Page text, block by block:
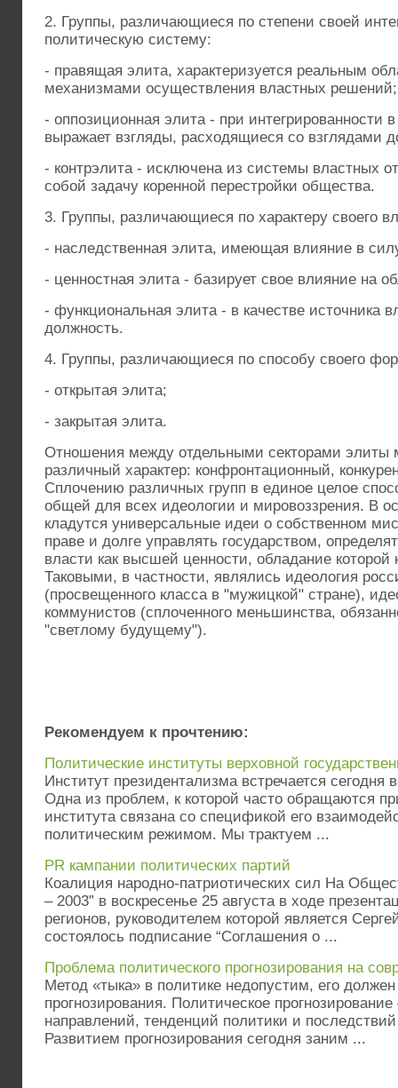
2. Группы, различающиеся по степени своей
политическую систему:
- правящая элита, характеризуется реальным
механизмами осуществления властных решений;
- оппозиционная элита - при интегрированности
выражает взгляды, расходящиеся со взглядами
- контрэлита - исключена из системы властных
собой задачу коренной перестройки общества.
3. Группы, различающиеся по характеру своего
- наследственная элита, имеющая влияние в
- ценностная элита - базирует свое влияние на
- функциональная элита - в качестве источника
должность.
4. Группы, различающиеся по способу своего
- открытая элита;
- закрытая элита.
Отношения между отдельными секторами элиты
различный характер: конфронтационный,
Сплочению различных групп в единое целое
общей для всех идеологии и мировоззрения. В
кладутся универсальные идеи о собственном
праве и долге управлять государством,
власти как высшей ценности, обладание
Таковыми, в частности, являлись идеология
(просвещенного класса в "мужицкой" стране),
коммунистов (сплоченного меньшинства,
"светлому будущему").
Рекомендуем к прочтению:
Политические институты верховной
Институт президентализма встречается сегодня
Одна из проблем, к которой часто обращаются
института связана со спецификой его
политическим режимом. Мы трактуем ...
PR кампании политических партий
Коалиция народно-патриотических сил На
– 2003” в воскресенье 25 августа в ходе
регионов, руководителем которой является
состоялось подписание “Соглашения о ...
Проблема политического прогнозирования на
Метод «тыка» в политике недопустим, его
прогнозирования. Политическое
направлений, тенденций политики и
Развитием прогнозирования сегодня заним ...